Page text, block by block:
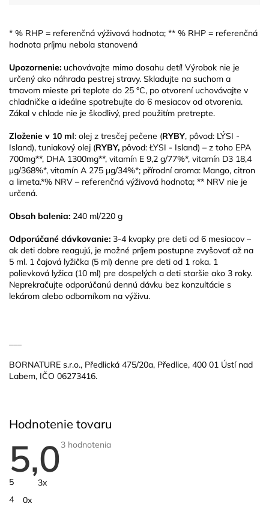
* % RHP = referenčná výživová hodnota; ** % RHP = referenčná
hodnota príjmu nebola stanovená
Upozornenie: uchovávajte mimo dosahu detí! Výrobok nie je
určený ako náhrada pestrej stravy. Skladujte na suchom a
tmavom mieste pri teplote do 25 °C, po otvorení uchovávajte v
chladničke a ideálne spotrebujte do 6 mesiacov od otvorenia.
Zákal v chlade nie je škodlivý, pred použitím pretrepte.
Zloženie v 10 ml: olej z tresčej pečene (RYBY, pôvod: LÝSI -
Island), tuniakový olej (RYBY, pôvod: ŁYSI - Island) – z toho EPA
700mg**, DHA 1300mg**, vitamín E 9,2 g/77%*, vitamín D3 18,4
μg/368%*, vitamín A 275 μg/34%*; přírodní aroma: Mango, citron
a limeta.*% NRV – referenčná výživová hodnota; ** NRV nie je
určená.
Obsah balenia: 240 ml/220 g
Odporúčané dávkovanie: 3-4 kvapky pre deti od 6 mesiacov –
ak deti dobre reagujú, je možné príjem postupne zvyšovať až na
5 ml. 1 čajová lyžička (5 ml) denne pre deti od 1 roka. 1
polievková lyžica (10 ml) pre dospelých a deti staršie ako 3 roky.
Neprekračujte odporúčanú dennú dávku bez konzultácie s
lekárom alebo odborníkom na výživu.
BORNATURE s.r.o., Předlická 475/20a, Předlice, 400 01 Ústí nad
Labem, IČO 06273416.
Hodnotenie tovaru
5,0Priemerné
3 hodnotenia
5
3x
4
0x